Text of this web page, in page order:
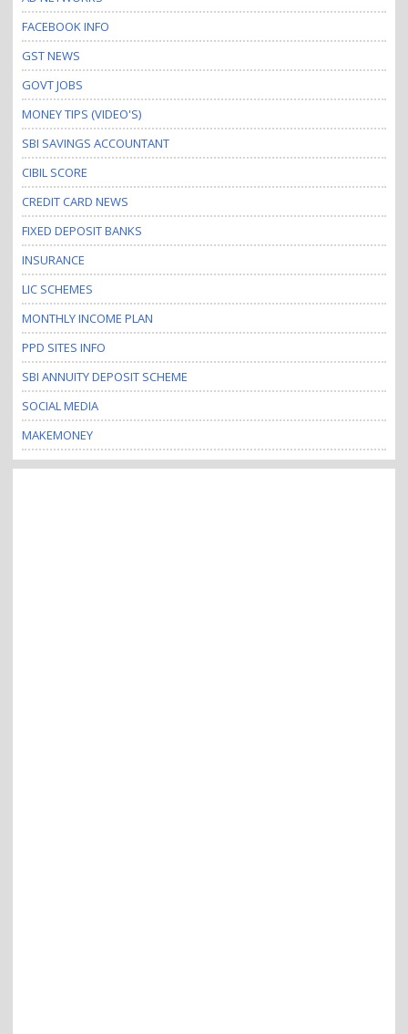
FACEBOOK INFO
GST NEWS
GOVT JOBS
MONEY TIPS (VIDEO'S)
SBI SAVINGS ACCOUNTANT
CIBIL SCORE
CREDIT CARD NEWS
FIXED DEPOSIT BANKS
INSURANCE
LIC SCHEMES
MONTHLY INCOME PLAN
PPD SITES INFO
SBI ANNUITY DEPOSIT SCHEME
SOCIAL MEDIA
MAKEMONEY